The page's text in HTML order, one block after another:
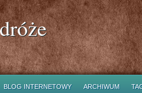
BLOG INTERNETOWY ARCHIWUM